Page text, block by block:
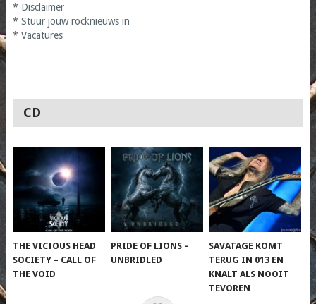
* Disclaimer
* Stuur jouw rocknieuws in
* Vacatures
CD
THE VICIOUS HEAD
SOCIETY – CALL OF
THE VOID
PRIDE OF LIONS –
UNBRIDLED
SAVATAGE KOMT
TERUG IN 013 EN
KNALT ALS NOOIT
TEVOREN